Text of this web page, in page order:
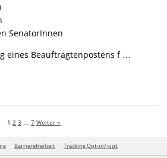
SenatorInnen
eines Beauftragtenpostens f …
1 2 3 7 Weiter »
Barrierefreiheit
Tracking Opt-in/-out